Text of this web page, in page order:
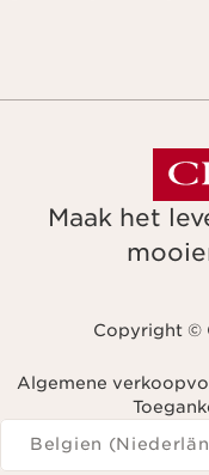
Maak het
Copyright ©
Algemene
Navigeren naar
Belgien